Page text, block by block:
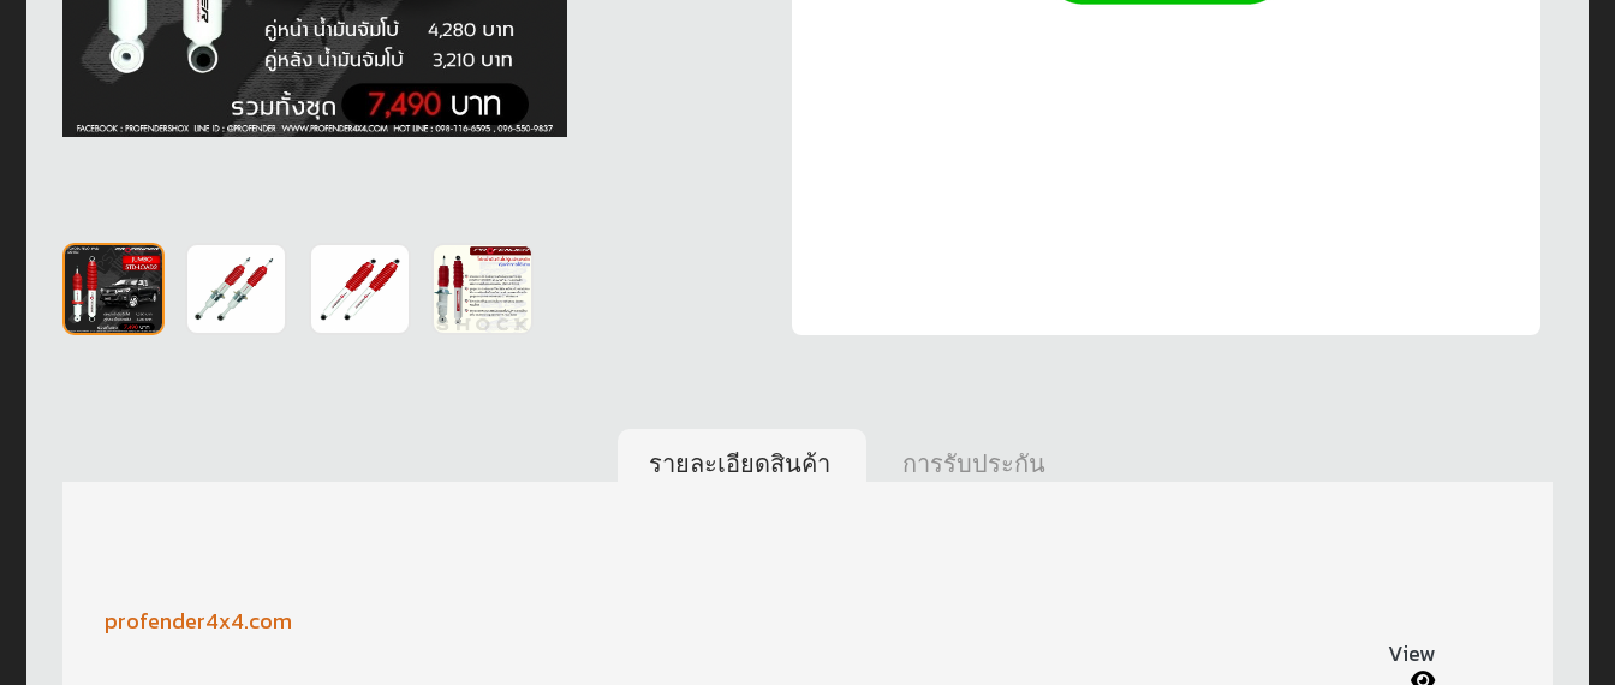
รายละเอียดสินค้า การรับประกัน
profender4x4.com
View